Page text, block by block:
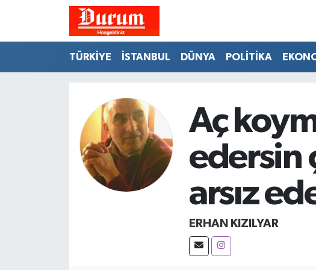
TÜRKİYE İSTANBUL DÜNYA POLİTİKA
Aç
edersin
arsız
ERHAN KIZILYAR
Namaz Vakitleri
Trafik Durumu
Süper Lig Puan Durumu ve Fikstür